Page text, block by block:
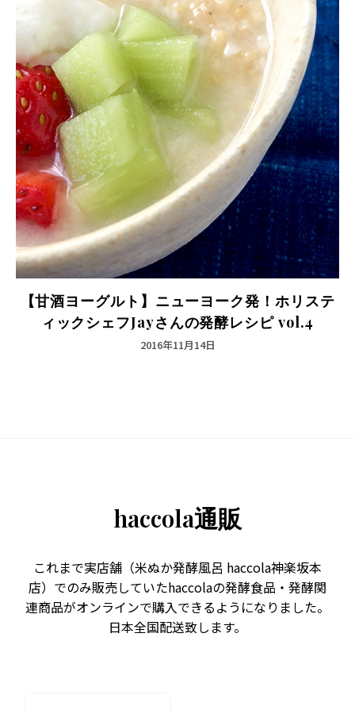
【甘酒ヨーグルト】ニューヨーク発！ホリステ
ィックシェフJayさんの発酵レシピ vol.4
2016年11月14日
haccola通販
これまで実店舗（米ぬか発酵風呂 haccola神楽坂本
店）でのみ販売していたhaccolaの発酵食品・発酵関
連商品がオンラインで購入できるようになりました。
日本全国配送致します。